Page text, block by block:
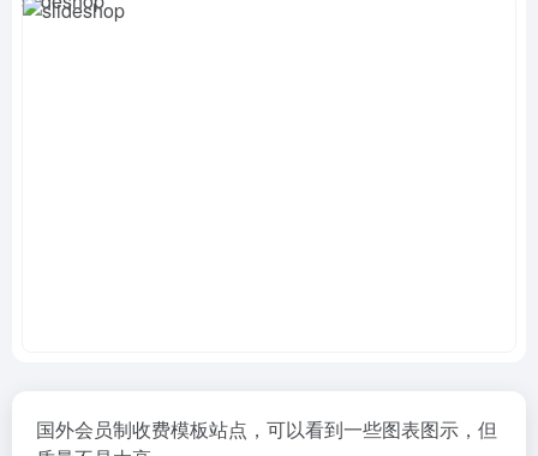
国外会员制收费模板站点，可以看到一些图表图示，但